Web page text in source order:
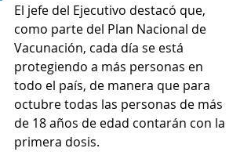
El jefe del Ejecutivo destacó que,
como parte del Plan Nacional de
Vacunación, cada día se está
protegiendo a más personas en
todo el país, de manera que para
octubre todas las personas de más
de 18 años de edad contarán con la
primera dosis.